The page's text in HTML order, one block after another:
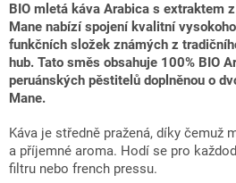
BIO mletá káva Arabica s extraktem
Mane nabízí spojení kvalitní
funkčních složek známých z
hub. Tato směs obsahuje 100% BIO
peruánských pěstitelů doplněnou o
Mane.
Káva je středně pražená, díky čemuž
a příjemné aroma. Hodí se pro
filtru nebo french pressu.